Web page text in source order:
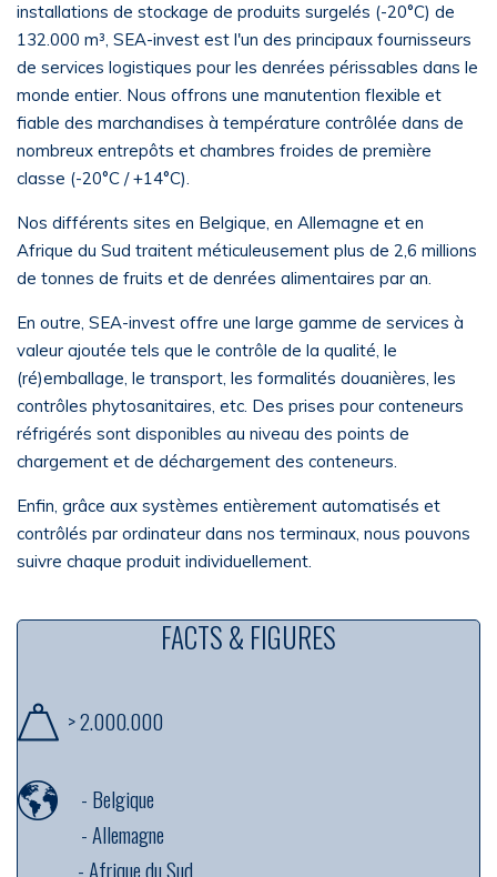
installations de stockage de produits surgelés (-20°C) de
132.000 m³, SEA-invest est l'un des principaux fournisseurs
de services logistiques pour les denrées périssables dans le
monde entier. Nous offrons une manutention flexible et
fiable des marchandises à température contrôlée dans de
nombreux entrepôts et chambres froides de première
classe (-20°C / +14°C).
Nos différents sites en Belgique, en Allemagne et en
Afrique du Sud traitent méticuleusement plus de 2,6 millions
de tonnes de fruits et de denrées alimentaires par an.
En outre, SEA-invest offre une large gamme de services à
valeur ajoutée tels que le contrôle de la qualité, le
(ré)emballage, le transport, les formalités douanières, les
contrôles phytosanitaires, etc. Des prises pour conteneurs
réfrigérés sont disponibles au niveau des points de
chargement et de déchargement des conteneurs.
Enfin, grâce aux systèmes entièrement automatisés et
contrôlés par ordinateur dans nos terminaux, nous pouvons
suivre chaque produit individuellement.
FACTS & FIGURES
> 2.000.000
- Belgique
-Allemagne
- Afrique du Sud